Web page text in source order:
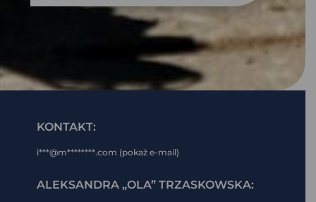
KONTAKT:
i***@m********.com (pokaż e-mail)
ALEKSANDRA „OLA” TRZASKOWSKA: